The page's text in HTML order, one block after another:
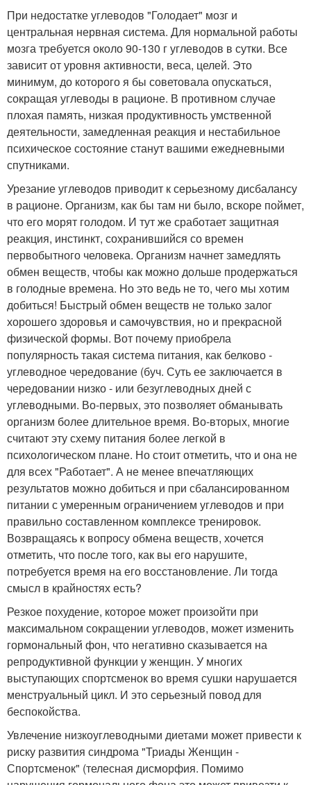
При недостатке углеводов "Голодает" мозг и
центральная нервная система. Для нормальной работы
мозга требуется около 90-130 г углеводов в сутки. Все
зависит от уровня активности, веса, целей. Это
минимум, до которого я бы советовала опускаться,
сокращая углеводы в рационе. В противном случае
плохая память, низкая продуктивность умственной
деятельности, замедленная реакция и нестабильное
психическое состояние станут вашими ежедневными
спутниками.
Урезание углеводов приводит к серьезному дисбалансу
в рационе. Организм, как бы там ни было, вскоре поймет,
что его морят голодом. И тут же сработает защитная
реакция, инстинкт, сохранившийся со времен
первобытного человека. Организм начнет замедлять
обмен веществ, чтобы как можно дольше продержаться
в голодные времена. Но это ведь не то, чего мы хотим
добиться! Быстрый обмен веществ не только залог
хорошего здоровья и самочувствия, но и прекрасной
физической формы. Вот почему приобрела
популярность такая система питания, как белково -
углеводное чередование (буч. Суть ее заключается в
чередовании низко - или безуглеводных дней с
углеводными. Во-первых, это позволяет обманывать
организм более длительное время. Во-вторых, многие
считают эту схему питания более легкой в
психологическом плане. Но стоит отметить, что и она не
для всех "Работает". А не менее впечатляющих
результатов можно добиться и при сбалансированном
питании с умеренным ограничением углеводов и при
правильно составленном комплексе тренировок.
Возвращаясь к вопросу обмена веществ, хочется
отметить, что после того, как вы его нарушите,
потребуется время на его восстановление. Ли тогда
смысл в крайностях есть?
Резкое похудение, которое может произойти при
максимальном сокращении углеводов, может изменить
гормональный фон, что негативно сказывается на
репродуктивной функции у женщин. У многих
выступающих спортсменок во время сушки нарушается
менструальный цикл. И это серьезный повод для
беспокойства.
Увлечение низкоуглеводными диетами может привести к
риску развития синдрома "Триады Женщин -
Спортсменок" (телесная дисморфия. Помимо